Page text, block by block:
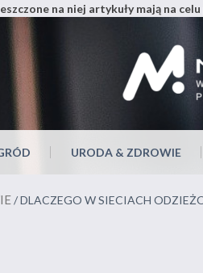
na niej artykuły mają na
URODA & ZDROWIE
/ DLACZEGO W SIECIACH